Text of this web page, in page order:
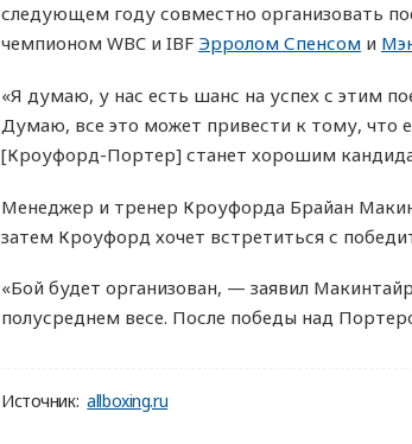
следующем году совместно организовать
чемпионом WBC и IBF Эрролом Спенсом и
«Я думаю, у нас есть шанс на успех с этим
Думаю, все это может привести к тому, что
[Кроуфорд-Портер] станет хорошим
Менеджер и тренер Кроуфорда Брайан
затем Кроуфорд хочет встретиться с
«Бой будет организован, — заявил
полусреднем весе. После победы над
Источник: allboxing.ru